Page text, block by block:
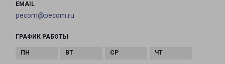
EMAIL
pecom@pecom.ru
ГРАФИК РАБОТЫ